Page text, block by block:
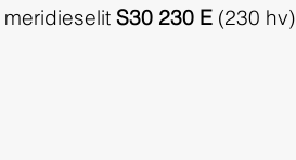
meridieselit S30 230 E (230 hv)